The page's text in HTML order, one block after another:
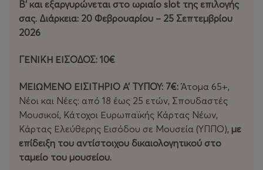
Β' και εξαργυρώνεται στο ωριαίο slot της επιλογής
σας. Διάρκεια: 20 Φεβρουαρίου – 25 Σεπτεμβρίου
2026
ΓΕΝΙΚΗ ΕΙΣΟΔΟΣ: 10€
ΜΕΙΩΜΕΝΟ ΕΙΣΙΤΗΡΙΟ Α’ ΤΥΠΟΥ: 7€:Άτομα 65+,
Νέοι και Νέες: από 18 έως 25 ετών, Σπουδαστές
Μουσικοί, Κάτοχοι Ευρωπαϊκής Κάρτας Νέων,
Κάρτας Ελεύθερης Εισόδου σε Μουσεία (ΥΠΠΟ), με
επίδειξη του αντίστοιχου δικαιολογητικού στο
ταμείο του μουσείου.